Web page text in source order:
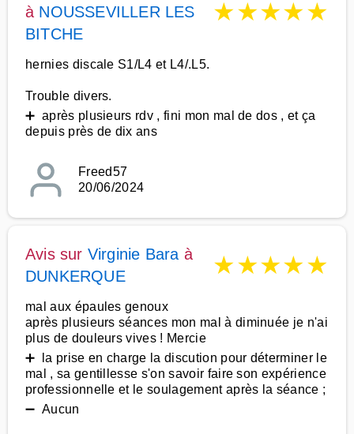
à NOUSSEVILLER LES
BITCHE
★★★★★
hernies discale S1/L4 et L4/.L5.
Trouble divers.
➕ après plusieurs rdv , fini mon mal de dos , et ça
depuis près de dix ans
Freed57
20/06/2024
Avis sur Virginie Bara à
DUNKERQUE
★★★★★
mal aux épaules genoux
après plusieurs séances mon mal à diminuée je n'ai
plus de douleurs vives ! Mercie
➕ la prise en charge la discution pour déterminer le
mal , sa gentillesse s'on savoir faire son expérience
professionnelle et le soulagement après la séance ;
➖ Aucun